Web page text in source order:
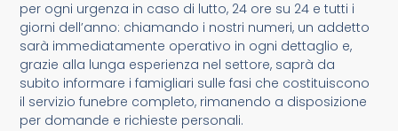
per ogni urgenza in caso di lutto, 24 ore su 24 e tutti i
giorni dell’anno: chiamando i nostri numeri, un addetto
sarà immediatamente operativo in ogni dettaglio e,
grazie alla lunga esperienza nel settore, saprà da
subito informare i famigliari sulle fasi che costituiscono
il servizio funebre completo, rimanendo a disposizione
per domande e richieste personali.